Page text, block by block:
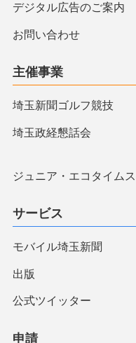
デジタル広告のご案内
お問い合わせ
主催事業
埼玉新聞ゴルフ競技
埼玉政経懇話会
ジュニア・エコタイムス
サービス
モバイル埼玉新聞
出版
公式ツイッター
申請